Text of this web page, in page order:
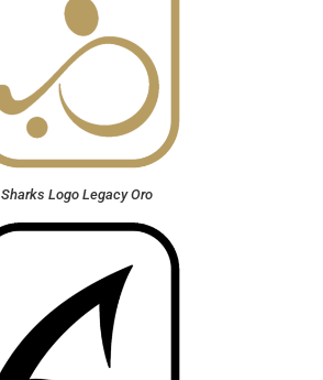
Sharks Logo Legacy Oro